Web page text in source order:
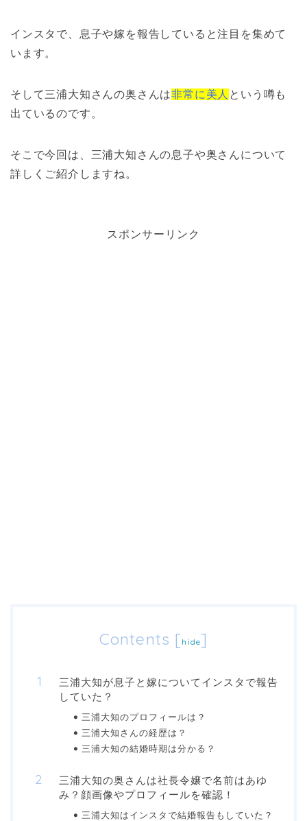
インスタで、息子や嫁を報告していると注目を集めて
います。
そして三浦大知さんの奥さんは非常に美人 という噂も
出ているのです。
そこで今回は、三浦大知さんの息子や奥さんについて
詳しくご紹介しますね。
スポンサーリンク
Contents [ hide]
三浦大知が息子と嫁についてインスタで報告
していた？
三浦大知のプロフィールは？
三浦大知さんの経歴は？
三浦大知の結婚時期は分かる？
三浦大知の奥さんは社長令嬢で名前はあゆ
み？顔画像やプロフィールを確認！
三浦大知はインスタで結婚報告もしていた？